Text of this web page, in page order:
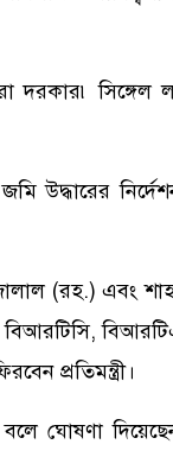
সিঙ্গেল
উদ্ধারের
(রহ.) এবং
প্রতিমন্ত্রী।
ঘোষণা দিয়েছেন